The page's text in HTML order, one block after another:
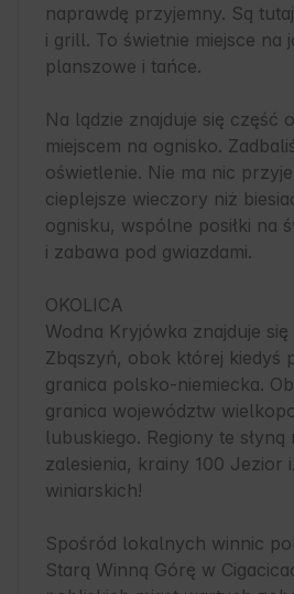
naprawdę przyjemny. Są
i grill. To świetnie miejsce na
planszowe i tańce.
Na lądzie znajduje się część
miejscem na ognisko.
oświetlenie. Nie ma nic
cieplejsze wieczory niż
ognisku, wspólne posiłki na
i zabawa pod gwiazdami.
OKOLICA
Wodna Kryjówka znajduje
Zbąszyń, obok której kiedyś
granica polsko-niemiecka.
granica województw
lubuskiego. Regiony te słyną
zalesienia, krainy 100 Jezior
winiarskich!
Spośród lokalnych winnic
Starą Winną Górę w